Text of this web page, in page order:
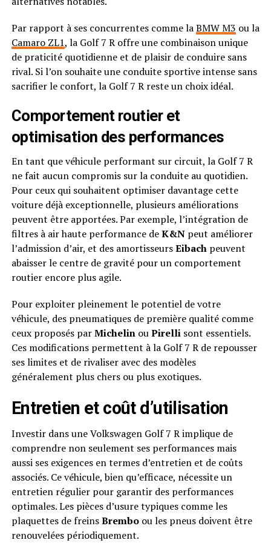
Par rapport à ses concurrentes comme laBMW M3 ou la
Camaro ZL1, la Golf 7 R offre une combinaison unique
de praticité quotidienne et de plaisir de conduire sans
rival. Si l’on souhaite une conduite sportive intense sans
sacrifier le confort, la Golf 7 R reste un choix idéal.
Comportement routier et
optimisation des performances
En tant que véhicule performant sur circuit, la Golf 7 R
ne fait aucun compromis sur la conduite au quotidien.
Pour ceux qui souhaitent optimiser davantage cette
voiture déjà exceptionnelle, plusieurs améliorations
peuvent être apportées. Par exemple, l’intégration de
filtres à air haute performance deK&Npeut améliorer
l’admission d’air, et des amortisseursEibachpeuvent
abaisser le centre de gravité pour un comportement
routier encore plus agile.
Pour exploiter pleinement le potentiel de votre
véhicule, des pneumatiques de première qualité comme
ceux proposés parMichelinouPirellisont essentiels.
Ces modifications permettent à la Golf 7 R de repousser
ses limites et de rivaliser avec des modèles
généralement plus chers ou plus exotiques.
Entretien et coût d’utilisation
Investir dans une Volkswagen Golf 7 R implique de
comprendre non seulement ses performances mais
aussi ses exigences en termes d’entretien et de coûts
associés. Ce véhicule, bien qu’efficace, nécessite un
entretien régulier pour garantir des performances
optimales. Les pièces d’usure typiques comme les
plaquettes de freinsBremboou les pneus doivent être
renouvelées périodiquement.